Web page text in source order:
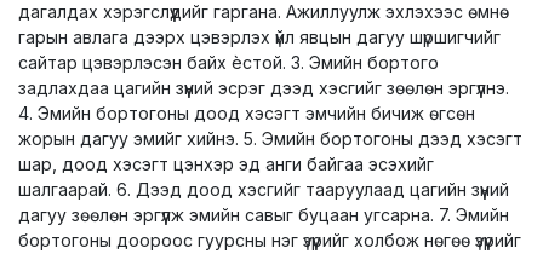
дагалдах хэрэгслүүдийг гаргана. Ажиллуулж эхлэхээс өмнө
гарын авлага дээрх цэвэрлэх үйл явцын дагуу шүршигчийг
сайтар цэвэрлэсэн байх ѐстой. 3. Эмийн бортого
задлахдаа цагийн зүүний эсрэг дээд хэсгийг зөөлөн эргүүлнэ.
4. Эмийн бортогоны доод хэсэгт эмчийн бичиж өгсөн
жорын дагуу эмийг хийнэ. 5. Эмийн бортогоны дээд хэсэгт
шар, доод хэсэгт цэнхэр эд анги байгаа эсэхийг
шалгаарай. 6. Дээд доод хэсгийг тааруулаад цагийн зүүний
дагуу зөөлөн эргүүлж эмийн савыг буцаан угсарна. 7. Эмийн
бортогоны доороос гуурсны нэг үзүүрийг холбож нөгөө үзүүрийг